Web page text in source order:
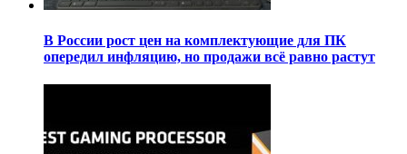
В России рост цен на комплектующие для ПК
опередил инфляцию, но продажи всё равно растут